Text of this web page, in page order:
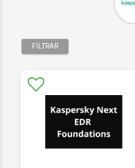
FILTRAR